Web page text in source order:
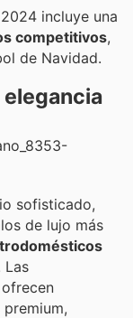
2024 incluye una
competitivos,
de Navidad.
elegancia
sofisticado,
de lujo más
Las